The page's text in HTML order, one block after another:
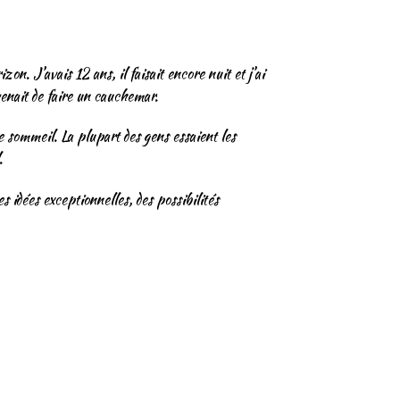
J’avais 12 ans, il faisait encore nuit et j’ai
de faire un cauchemar.
La plupart des gens essaient les
idées exceptionnelles, des possibilités